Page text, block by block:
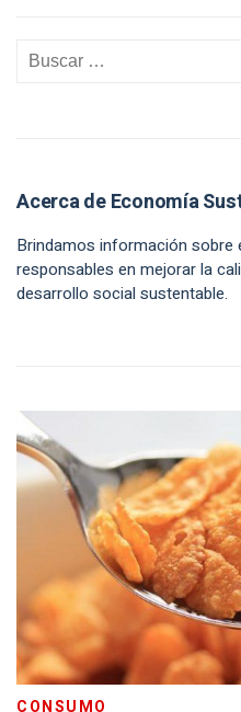
Acerca de Economía
Brindamos información sobre
responsables en mejorar la
desarrollo social sustentable.
CONSUMO